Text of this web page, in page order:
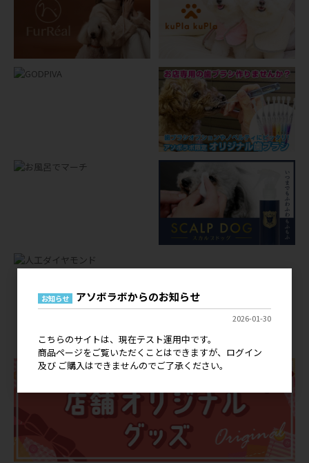
店舗オリジナルグッズ
お知らせ アソボラボからのお知らせ
2026-01-30
こちらのサイトは、現在テスト運用中です。
商品ページをご覧いただくことはできますが、ログイン
及び ご購入はできませんのでご了承ください。